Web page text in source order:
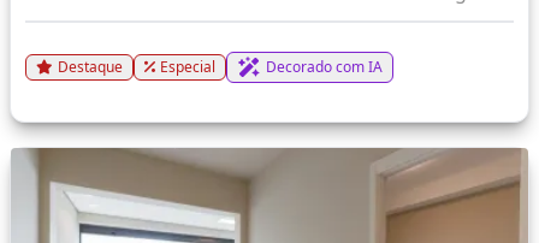
Destaque Especial Decorado com IA